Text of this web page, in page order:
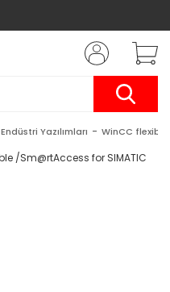
Endüstri Yazılımları WinCC flexible